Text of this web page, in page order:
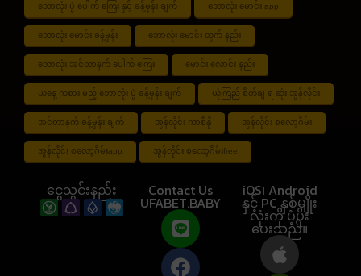
ဘောလုံး ပွဲ ပေါက် ကြေး နှင့် ခန့်မှန်း ချက် ဘောလုံး မောင်း app
ဘောလုံး မောင်း ခန့်မှန်း ဘောလုံး မောင်း တွက် နည်း
ဘောလုံး အင်တာနက် ပေါက် ကြေး မောင်း လောင်း နည်း
ယနေ့ ကစား မည့် ဘောလုံး ပွဲ ခန့်မှန်း ချက် ယုံကြည် စိတ်ချ ရ ဆုံး အွန်လိုင်း
အင်တာနက် ခန့်မှန်း ချက် အွန်လိုင်း ကာစီနို အွန်လိုင်း စလော့ဂိမ်း
အွန်လိုင်း စလော့ဂိမ်းapp အွန်လိုင်း စလော့ဂိမ်းfree
ငွေသွင်းနည်း Contact Us
UFABET.BABY
iOS၊ Android
နှင့် PC နှစ်မျိုး
လုံးကို ပံ့ပိုး
ပေးသည်။